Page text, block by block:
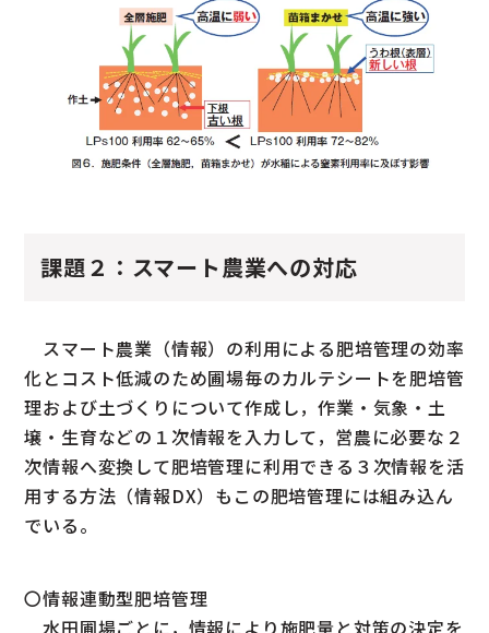
課題２：スマート農業への対応
スマート農業（情報）の利用による肥培管理の効率
化とコスト低減のため圃場毎のカルテシートを肥培管
理および土づくりについて作成し，作業・気象・土
壌・生育などの１次情報を入力して，営農に必要な２
次情報へ変換して肥培管理に利用できる３次情報を活
用する方法（情報DX）もこの肥培管理には組み込ん
でいる。
〇情報連動型肥培管理
水田圃場ごとに，情報により施肥量と対策の決定を